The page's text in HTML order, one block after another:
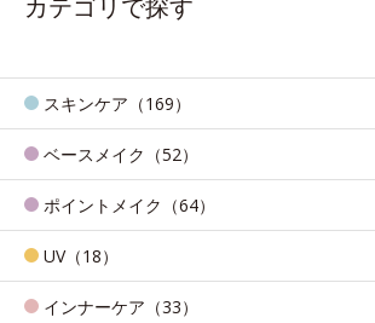
カテゴリで探す
スキンケア（169）
ベースメイク（52）
ポイントメイク（64）
UV（18）
インナーケア（33）